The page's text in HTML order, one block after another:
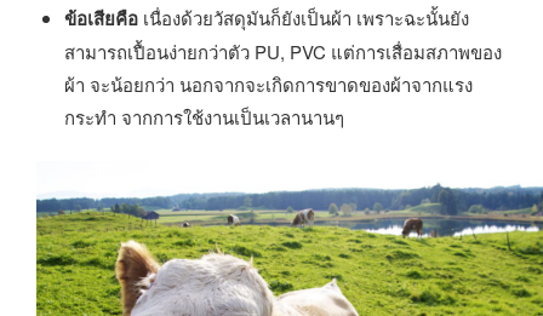
ข้อเสียคือ เนื่องด้วยวัสดุมันก็ยังเป็นผ้า เพราะฉะนั้นยัง
สามารถเปื้อนง่ายกว่าตัว PU, PVC แต่การเสื่อมสภาพของ
ผ้า จะน้อยกว่า นอกจากจะเกิดการขาดของผ้าจากแรง
กระทำ จากการใช้งานเป็นเวลานานๆ